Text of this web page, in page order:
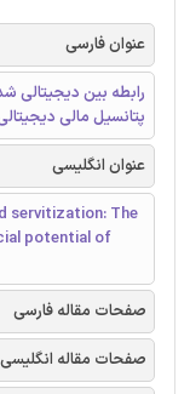
عنوان فارسی
رابطه بین
پتانسیل مالی
عنوان انگلیسی
servitization: The
potential of
صفحات مقاله فارسی
صفحات مقاله انگلیسی